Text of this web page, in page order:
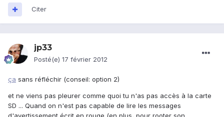
Citer
jp33
Posté(e) 17 février 2012
ça sans réfléchir (conseil: option 2)
et ne viens pas pleurer comme quoi tu n'as pas accès à la carte
SD ... Quand on n'est pas capable de lire les messages